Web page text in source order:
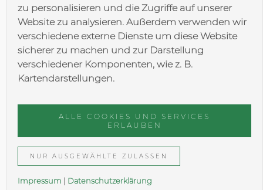
Brantner Oberflächentechnik
Datenschutz
zu personalisieren und die Zugriffe auf unserer
Website zu analysieren. Außerdem verwenden wir
verschiedene externe Dienste um diese Website
sicherer zu machen und zur Darstellung
verschiedener Komponenten, wie z. B.
Kartendarstellungen.
ALLE COOKIES UND SERVICES
ERLAUBEN
NUR AUSGEWÄHLTE ZULASSEN
Impressum Daten­schutzer­klärung